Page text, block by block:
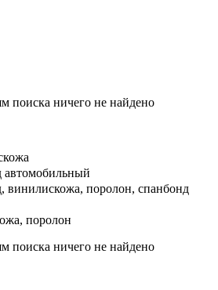
поиска ничего не найдено
автомобильный
винилискожа, поролон, спанбонд
поролон
поиска ничего не найдено